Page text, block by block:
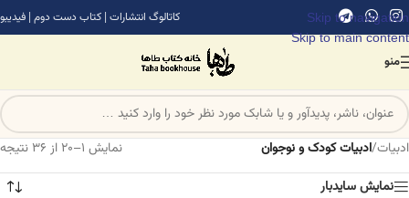
Skip to navigation
Skip to main content
کاتالوگ انتشارات | کتاب دست دوم | فیدیبو
منو
ادبیات/ادبیات کودک و نوجوان
نمایش 1–20 از 36 نتیجه
نمایش سایدبار